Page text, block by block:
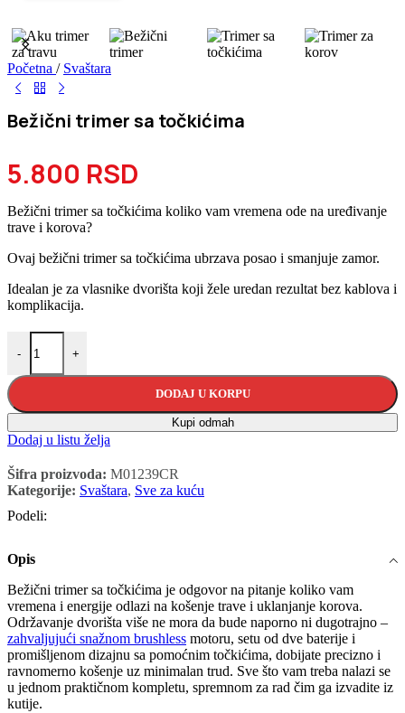
Početna / Svaštara
Bežični trimer sa točkićima
5.800 RSD
Bežični trimer sa točkićima koliko vam vremena ode na uređivanje
trave i korova?
Ovaj bežični trimer sa točkićima ubrzava posao i smanjuje zamor.
Idealan je za vlasnike dvorišta koji žele uredan rezultat bez kablova i
komplikacija.
-
Bežični trimer sa točkićima količina
+
DODAJ U KORPU
Kupi odmah
Dodaj u listu želja
Šifra proizvoda: M01239CR
Kategorije: Svaštara, Sve za kuću
Podeli:
Opis
Bežični trimer sa točkićima je odgovor na pitanje koliko vam
vremena i energije odlazi na košenje trave i uklanjanje korova.
Održavanje dvorišta više ne mora da bude naporno ni dugotrajno –
zahvaljujući snažnom brushless motoru, setu od dve baterije i
promišljenom dizajnu sa pomoćnim točkićima, dobijate precizno i
ravnomerno košenje uz minimalan trud. Sve što vam treba nalazi se
u jednom praktičnom kompletu, spremnom za rad čim ga izvadite iz
kutije.